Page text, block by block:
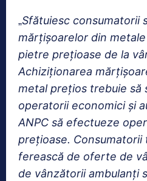
„Sfătuiesc consumatorii
mărţişoarelor din
pietre preţioase de la
Achiziţionarea
metal preţios trebuie să
operatorii economici şi
ANPC să efectueze
preţioase. Consumatorii
ferească de oferte de
de vânzătorii ambulanţi